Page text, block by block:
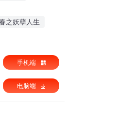
之妖孽人生
手机端
电脑端